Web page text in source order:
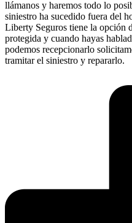
llámanos y haremos todo lo
siniestro ha sucedido fuera del
Liberty Seguros tiene la opción
protegida y cuando hayas
podemos recepcionarlo
tramitar el siniestro y repararlo.